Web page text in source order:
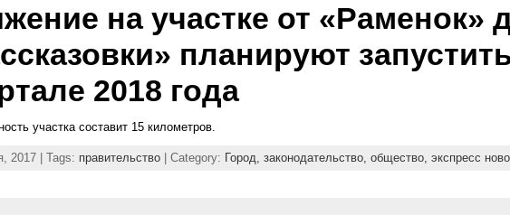
на участке от «Раменок»
планируют
2018 года
участка составит 15 километров.
2017 | Tags: правительство| Category: Город, законодательство, общество, экспресс